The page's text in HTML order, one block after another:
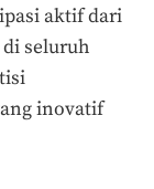
aktif dari
seluruh
inovatif